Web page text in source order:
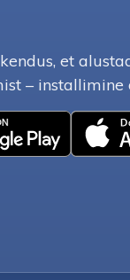
et
– installimine